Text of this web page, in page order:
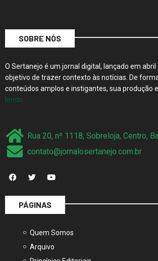
SOBRE NÓS
O Sertanejo é um jornal digital, lançado em abril
objetivo de trazer contexto às notícias. De
conteúdos amplos e instigantes, sua produção
lendo…
Rua 20, nº 1118, Sobreloja, Centro,
contato@jornalosertanejo.com.br
PÁGINAS
Quem Somos
Arquivo